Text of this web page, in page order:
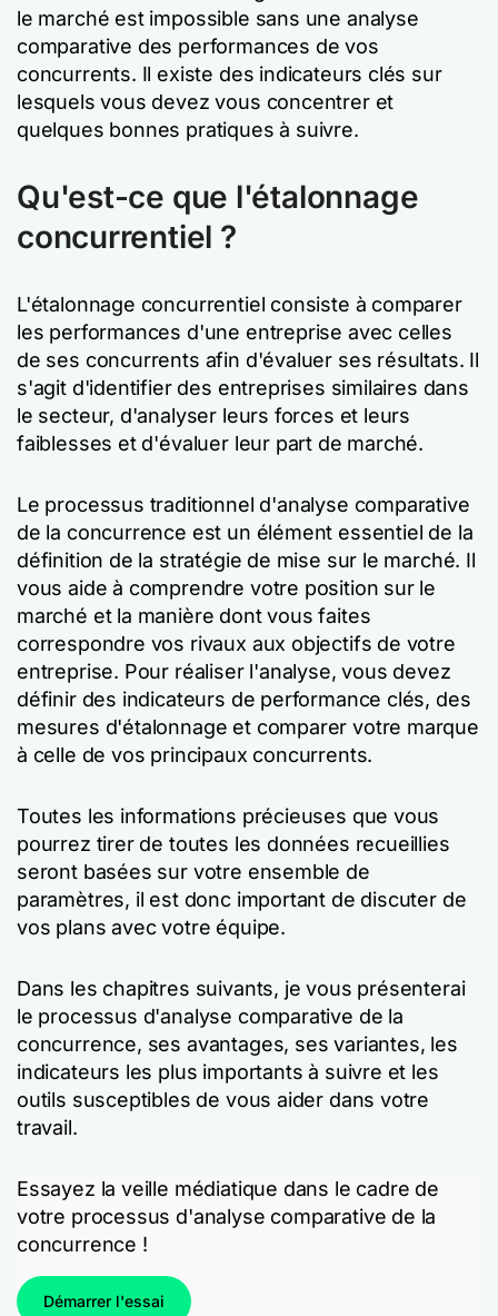
le marché est impossible sans une analyse
comparative des performances de vos
concurrents. Il existe des indicateurs clés sur
lesquels vous devez vous concentrer et
quelques bonnes pratiques à suivre.
Qu'est-ce que l'étalonnage
concurrentiel ?
L'étalonnage concurrentiel consiste à comparer
les performances d'une entreprise avec celles
de ses concurrents afin d'évaluer ses résultats. Il
s'agit d'identifier des entreprises similaires dans
le secteur, d'analyser leurs forces et leurs
faiblesses et d'évaluer leur part de marché.
Le processus traditionnel d'analyse comparative
de la concurrence est un élément essentiel de la
définition de la stratégie de mise sur le marché. Il
vous aide à comprendre votre position sur le
marché et la manière dont vous faites
correspondre vos rivaux aux objectifs de votre
entreprise. Pour réaliser l'analyse, vous devez
définir des indicateurs de performance clés, des
mesures d'étalonnage et comparer votre marque
à celle de vos principaux concurrents.
Toutes les informations précieuses que vous
pourrez tirer de toutes les données recueillies
seront basées sur votre ensemble de
paramètres, il est donc important de discuter de
vos plans avec votre équipe.
Dans les chapitres suivants, je vous présenterai
le processus d'analyse comparative de la
concurrence, ses avantages, ses variantes, les
indicateurs les plus importants à suivre et les
outils susceptibles de vous aider dans votre
travail.
Essayez la veille médiatique dans le cadre de
votre processus d'analyse comparative de la
concurrence !
Démarrer l'essai